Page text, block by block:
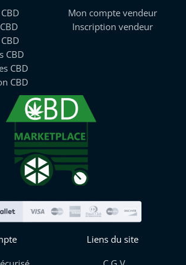
CBD
CBD
CBD
Mon compte vendeur
Inscription vendeur
Liens du site